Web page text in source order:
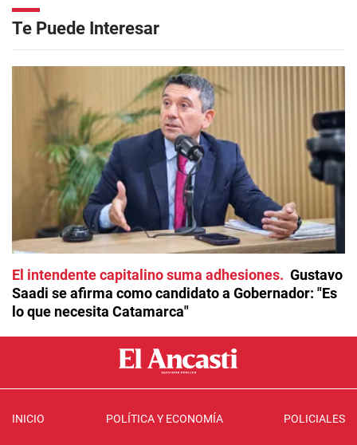
Te Puede Interesar
El intendente capitalino suma adhesiones
Gustavo
Saadi se afirma como candidato a Gobernador: "Es
lo que necesita Catamarca"
INICIO POLÍTICA Y ECONOMÍA POLICIALES